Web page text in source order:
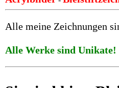
Alle meine Zeichnungen
Alle Werke sind Unikate!